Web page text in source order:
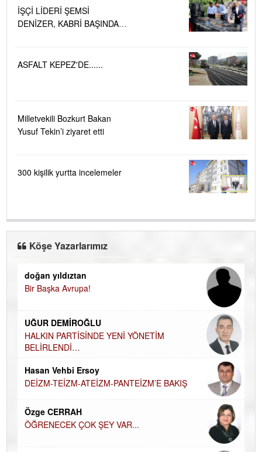
İŞÇİ LİDERİ ŞEMSİ
DENİZER, KABRİ BAŞINDA
ASFALT KEPEZ'DE......
Milletvekili Bozkurt Bakan
Yusuf Tekin’i ziyaret etti
300 kişilik yurtta incelemeler
Köşe Yazarlarımız
doğan yıldıztan
Bir Başka Avrupa!
UĞUR DEMİROĞLU
HALKIN PARTİSİNDE YENİ YÖNETİM
BELİRLENDİ…
Hasan Vehbi Ersoy
DEİZM-TEİZM-ATEİZM-PANTEİZM’E BAKIŞ
Özge CERRAH
ÖĞRENECEK ÇOK ŞEY VAR...